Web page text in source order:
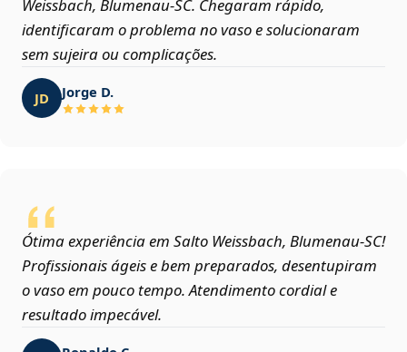
Weissbach, Blumenau‑SC. Chegaram rápido,
identificaram o problema no vaso e solucionaram
sem sujeira ou complicações.
JD Jorge D.
Ótima experiência em Salto Weissbach, Blumenau‑SC!
Profissionais ágeis e bem preparados, desentupiram
o vaso em pouco tempo. Atendimento cordial e
resultado impecável.